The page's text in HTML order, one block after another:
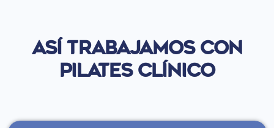
ASÍ TRABAJAMOS CON
PILATES CLÍNICO